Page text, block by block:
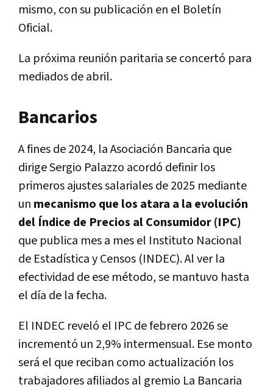
mismo, con su publicación en el Boletín
Oficial.
La próxima reunión paritaria se concertó para
mediados de abril.
Bancarios
A fines de 2024, la Asociación Bancaria que
dirige Sergio Palazzo acordó definir los
primeros ajustes salariales de 2025 mediante
un mecanismo que los atara a la evolución
del Índice de Precios al Consumidor (IPC)
que publica mes a mes el Instituto Nacional
de Estadística y Censos (INDEC). Al ver la
efectividad de ese método, se mantuvo hasta
el día de la fecha.
El INDEC reveló el IPC de febrero 2026 se
incrementó un 2,9% intermensual. Ese monto
será el que reciban como actualización los
trabajadores afiliados al gremio La Bancaria